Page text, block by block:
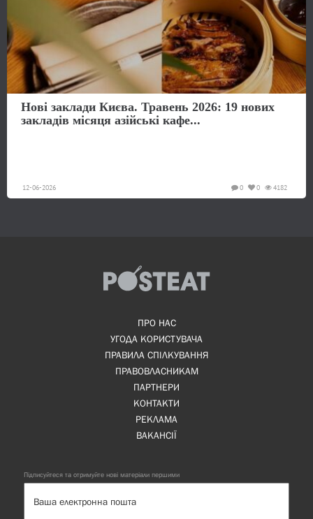
Нові заклади Києва. Травень 2026: 19 нових
закладів місяця азійські кафе...
12-06-2026 4182
0
0
ПРО НАС
УГОДА КОРИСТУВАЧА
ПРАВИЛА СПІЛКУВАННЯ
ПРАВОВЛАСНИКАМ
ПАРТНЕРИ
КОНТАКТИ
РЕКЛАМА
ВАКАНСІЇ
Підписуйтеся та отримуйте нові матеріали першими